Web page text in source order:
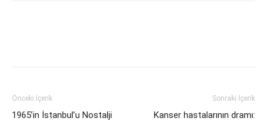
Önceki İçerik
1965’in İstanbul’u Nostalji
Sonraki İçerik
Kanser hastalarının dramı: